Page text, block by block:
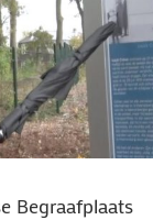
Begraafplaats